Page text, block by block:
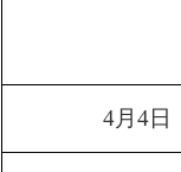
4月4日